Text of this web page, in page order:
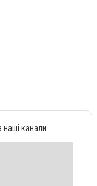
наші канали